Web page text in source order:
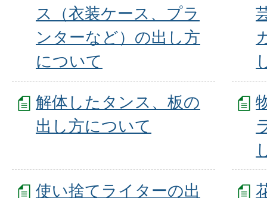
ス（衣装ケース、プラ
ンターなど）の出し方
について
解体したタンス、板の
出し方について
使い捨てライターの出